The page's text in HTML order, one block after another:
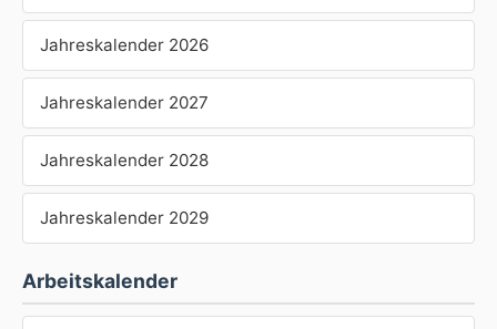
Jahreskalender 2026
Jahreskalender 2027
Jahreskalender 2028
Jahreskalender 2029
Arbeitskalender